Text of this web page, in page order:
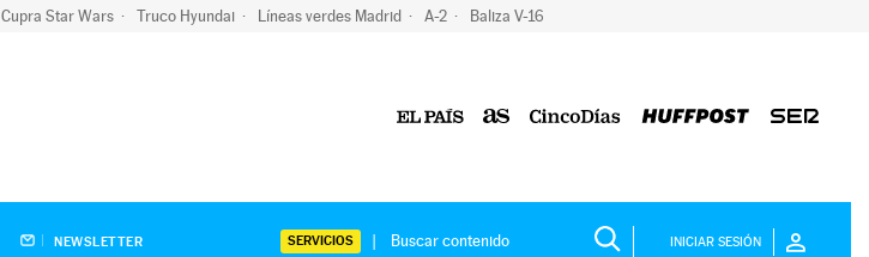
Cupra Star Wars Truco Hyundai Líneas verdes Madrid A-2 Baliza V-16
NEWSLETTER SERVICIOS INICIAR SESIÓN